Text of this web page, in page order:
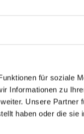
für soziale
Informationen zu
Unsere Partner
haben oder die sie